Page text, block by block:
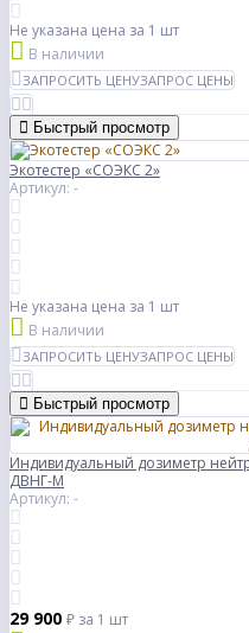
Не указана цена за 1 шт
В наличии
ЗАПРОСИТЬ ЦЕНУЗАПРОС ЦЕНЫ
Быстрый просмотр
Экотестер «СОЭКС 2»
Артикул: -
Не указана цена за 1 шт
В наличии
ЗАПРОСИТЬ ЦЕНУЗАПРОС ЦЕНЫ
Быстрый просмотр
Индивидуальный дозиметр
ДВНГ-М
Артикул: -
29 900 ₽ за 1 шт